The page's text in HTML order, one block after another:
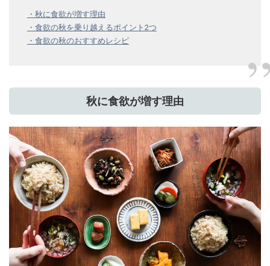
・秋に食欲が増す理由
・食欲の秋を乗り越えるポイント2つ
・食欲の秋のおすすめレシピ
秋に食欲が増す理由